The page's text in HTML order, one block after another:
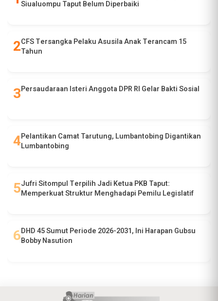
Siualuompu Taput Belum Diperbaiki
CFS Tersangka Pelaku Asusila Anak Terancam 15
Tahun
Persaudaraan Isteri Anggota DPR RI Gelar Bakti Sosial
Pelantikan Camat Tarutung, Lumbantobing Digantikan
Lumbantobing
Jufri Sitompul Terpilih Jadi Ketua PKB Taput:
Memperkuat Struktur Menghadapi Pemilu Legislatif
DHD 45 Sumut Periode 2026-2031, Ini Harapan Gubsu
Bobby Nasution